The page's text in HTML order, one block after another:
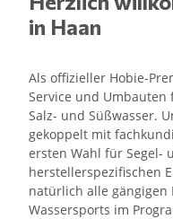
in Haan
Als offizieller Hobie-
Service und
Salz- und Süßwasser.
gekoppelt mit
ersten Wahl für Segel-
herstellerspezifischen
natürlich alle gängigen
Wassersports im